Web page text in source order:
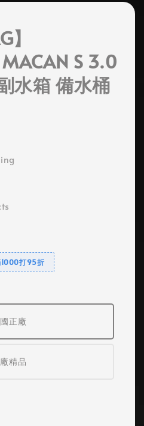
】
S 3.0
水箱 備水桶
打95折
正廠
精品